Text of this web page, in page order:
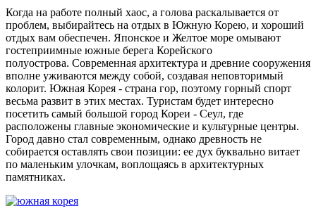
Когда на работе полный хаос, а голова раскалывается от
проблем, выбирайтесь на отдых в Южную Корею, и хороший
отдых вам обеспечен. Японское и Желтое море омывают
гостеприимные южные берега Корейского
полуострова. Современная архитектура и древние сооружения
вполне уживаются между собой, создавая неповторимый
колорит. Южная Корея - страна гор, поэтому горный спорт
весьма развит в этих местах. Туристам будет интересно
посетить самый большой город Кореи - Сеул, где
расположены главные экономические и культурные центры.
Город давно стал современным, однако древность не
собирается оставлять свои позиции: ее дух буквально витает
по маленьким улочкам, воплощаясь в архитектурных
памятниках.